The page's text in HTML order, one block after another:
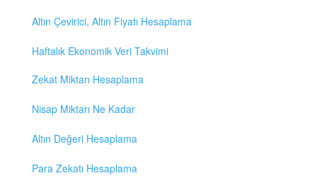
Altın Çevirici, Altın Fiyatı Hesaplama
Haftalık Ekonomik Veri Takvimi
Zekat Miktarı Hesaplama
Nisap Miktarı Ne Kadar
Altın Değeri Hesaplama
Para Zekatı Hesaplama